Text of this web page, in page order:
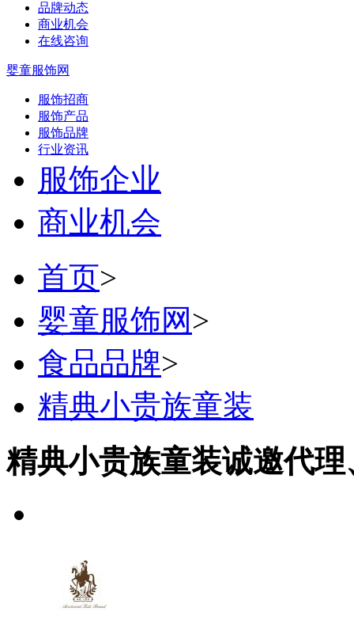
品牌动态
商业机会
在线咨询
婴童服饰网
服饰招商
服饰产品
服饰品牌
行业资讯
服饰企业
商业机会
首页>
婴童服饰网 >
食品品牌>
精典小贵族童装
精典小贵族童装诚邀代理